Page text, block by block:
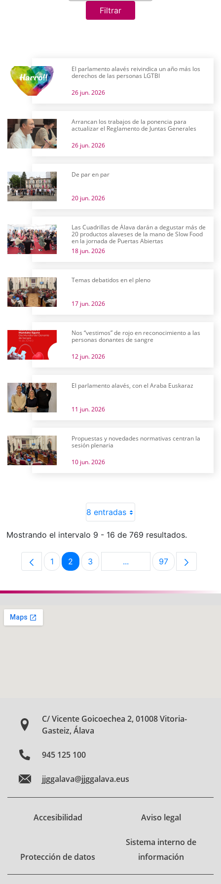
Filtrar
El parlamento alavés reivindica un año más los
derechos de las personas LGTBI
26 jun. 2026
Arrancan los trabajos de la ponencia para
actualizar el Reglamento de Juntas Generales
26 jun. 2026
De par en par
20 jun. 2026
Las Cuadrillas de Álava darán a degustar más de
20 productos alaveses de la mano de Slow Food
en la jornada de Puertas Abiertas
18 jun. 2026
Temas debatidos en el pleno
17 jun. 2026
Nos “vestimos” de rojo en reconocimiento a las
personas donantes de sangre
12 jun. 2026
El parlamento alavés, con el Araba Euskaraz
11 jun. 2026
Propuestas y novedades normativas centran la
sesión plenaria
10 jun. 2026
8 entradas
Mostrando el intervalo 9 - 16 de 769 resultados.
Página
1 Página
2 Página
3 ...Páginas intermedias Use
Página
97
C/ Vicente Goicoechea 2, 01008 Vitoria-
Gasteiz, Álava
945 125 100
jjggalava@jjggalava.eus
Accesibilidad Aviso legal
Protección de datos
Sistema interno de
información